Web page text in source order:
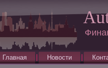
Главная Новости